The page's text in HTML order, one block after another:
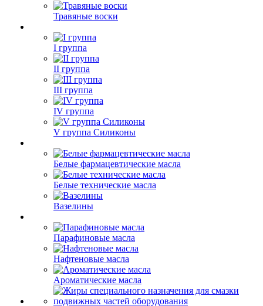
Травяные воски
I группа
II группа
III группа
IV группа
V группа Силиконы
Белые фармацевтические масла
Белые технические масла
Вазелины
Парафиновые масла
Нафтеновые масла
Ароматические масла